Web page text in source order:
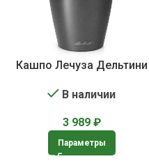
Кашпо Лечуза Дельтини
В наличии
3 989 ₽
Параметры